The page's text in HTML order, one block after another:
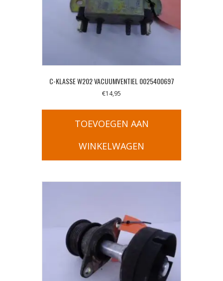
C-KLASSE W202 VACUUMVENTIEL 0025400697
€14,95
TOEVOEGEN AAN
WINKELWAGEN